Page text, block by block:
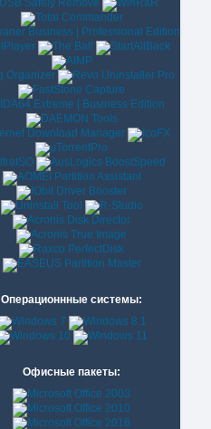
Операционнные системы:
Офисные пакеты: